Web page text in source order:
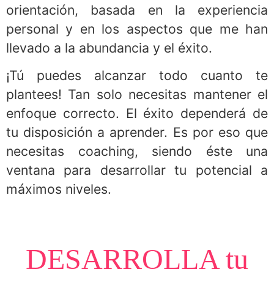
orientación, basada en la experiencia
personal y en los aspectos que me han
llevado a la abundancia y el éxito.
¡Tú puedes alcanzar todo cuanto te
plantees! Tan solo necesitas mantener el
enfoque correcto. El éxito dependerá de
tu disposición a aprender. Es por eso que
necesitas coaching, siendo éste una
ventana para desarrollar tu potencial a
máximos niveles.
DESARROLLA tu